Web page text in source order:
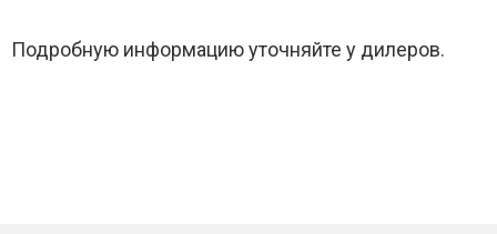
Подробную информацию уточняйте у дилеров.